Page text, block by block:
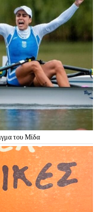
του Μίδα